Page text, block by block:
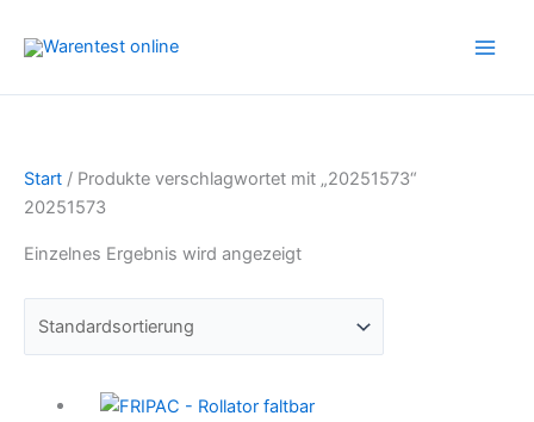
Inhalt
Start / Produkte verschlagwortet mit „20251573“
20251573
Einzelnes Ergebnis wird angezeigt